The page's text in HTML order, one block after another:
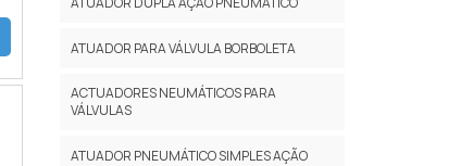
ATUADOR PARA VÁLVULA BORBOLETA
ACTUADORES NEUMÁTICOS PARA
VÁLVULAS
ATUADOR PNEUMÁTICO SIMPLES AÇÃO